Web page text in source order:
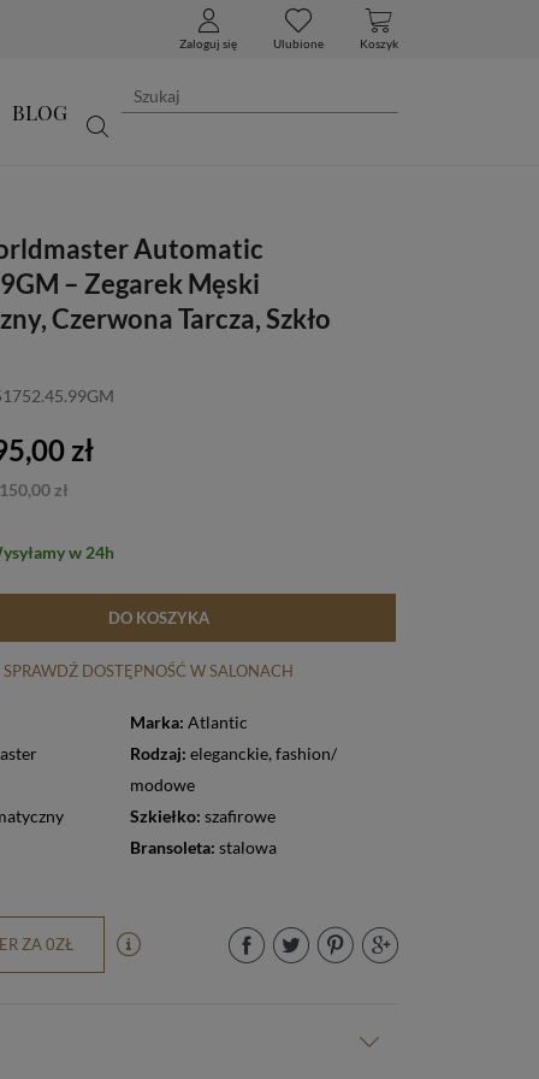
Zaloguj się Ulubione Koszyk
BLOG
Automatic
– Zegarek Męski
Czerwona Tarcza, Szkło
zł
zł
w 24h
DO KOSZYKA
SPRAWDŹ DOSTĘPNOŚĆ W SALONACH
Marka: Atlantic
Rodzaj:eleganckie, fashion/
modowe
Szkiełko: szafirowe
Bransoleta: stalowa
ZA 0ZŁ